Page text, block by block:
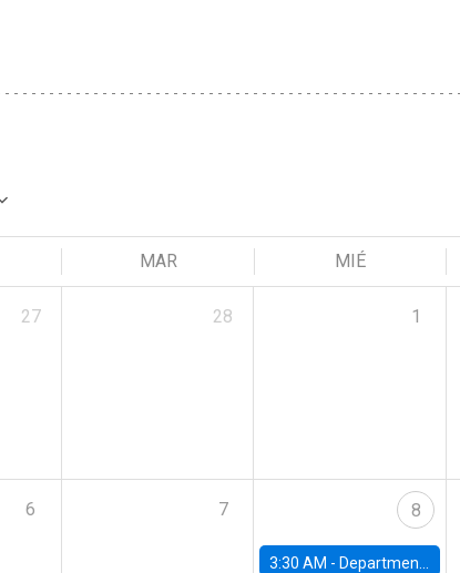
MAR MIÉ
27 28 1
6 7 8
3:30 AM - Department Seminar: James Robinson